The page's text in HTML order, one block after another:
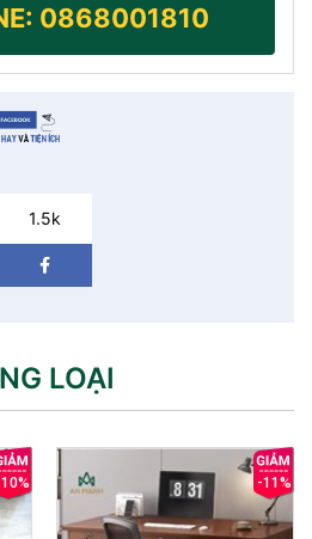
0868001810
1.5k
LOẠI
-11%